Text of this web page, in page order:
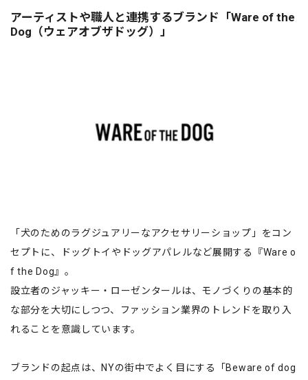
アーティストや職人と連携するブランド「Ware of the
Dog（ウェアオブザドッグ）」
「犬のためのラグジュアリーなアクセサリーショップ」をコン
セプトに、ドッグトイやドッグアパレルなど展開する『Ware o
f the Dog』。
設立者のジャッキー・ローゼンタールは、モノづくりの基本的
な部分を大切にしつつ、ファッション業界のトレンドを取り入
れることを意識しています。
ブランドの起点は、NYの街中でよく目にする「Beware of dog